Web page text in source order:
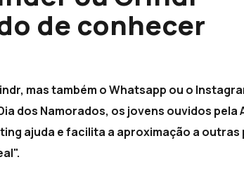
de conhecer
mas também o Whatsapp ou o
dos Namorados, os jovens ouvidos pela
ajuda e facilita a aproximação a outras